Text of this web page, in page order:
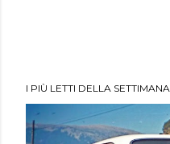
I PIÙ LETTI DELLA SETTIMANA